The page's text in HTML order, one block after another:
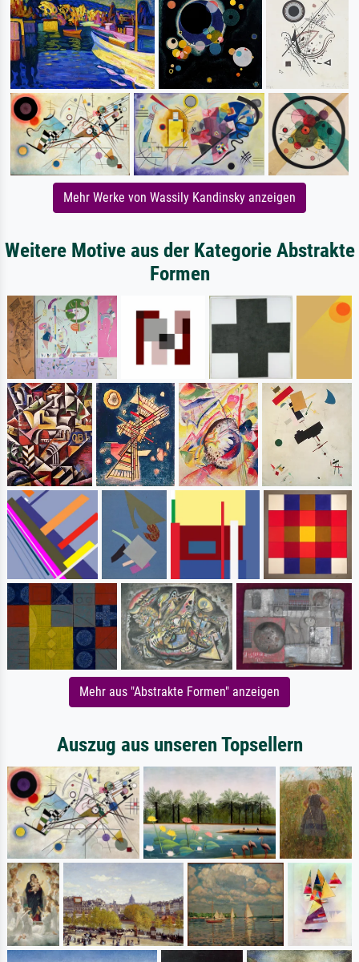
Mehr Werke von Wassily Kandinsky anzeigen
Weitere Motive aus der Kategorie Abstrakte
Formen
Mehr aus "Abstrakte Formen" anzeigen
Auszug aus unseren Topsellern